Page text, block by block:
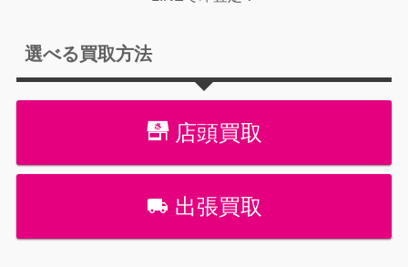
選べる買取方法
店頭買取
出張買取